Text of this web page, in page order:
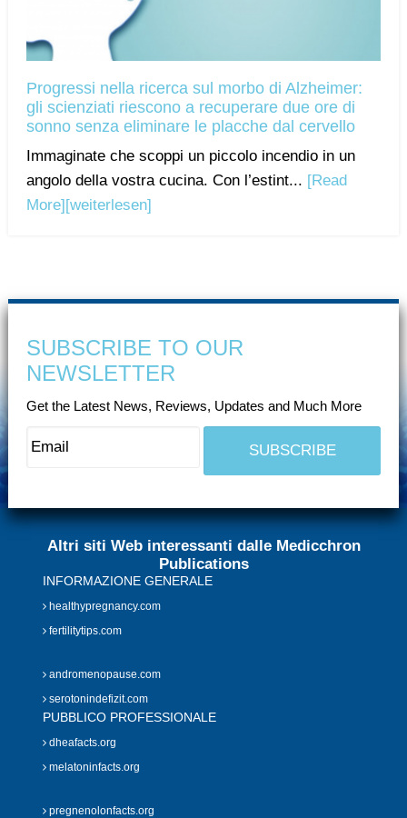
Progressi nella ricerca sul morbo di Alzheimer:
gli scienziati riescono a recuperare due ore di
sonno senza eliminare le placche dal cervello
Immaginate che scoppi un piccolo incendio in un
angolo della vostra cucina. Con l’estint... [Read
More][weiterlesen]
SUBSCRIBE TO OUR
NEWSLETTER
Get the Latest News, Reviews, Updates and Much More
Altri siti Web interessanti dalle Medicchron
Publications
INFORMAZIONE GENERALE
healthypregnancy.com
fertilitytips.com
andromenopause.com
serotonindefizit.com
PUBBLICO PROFESSIONALE
dheafacts.org
melatoninfacts.org
pregnenolonfacts.org